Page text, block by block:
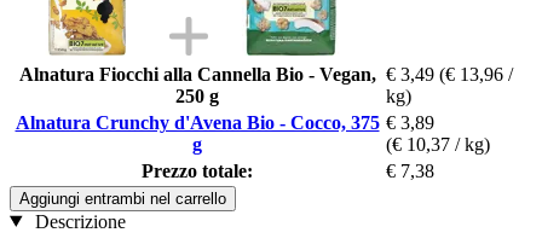
Alnatura Fiocchi alla Cannella Bio - Vegan,
250 g
€ 3,49 (€ 13,96 /
kg)
Alnatura Crunchy d'Avena Bio - Cocco, 375
g
€ 3,89
(€ 10,37 / kg)
Prezzo totale:
€ 7,38
Aggiungi entrambi nel carrello
Descrizione